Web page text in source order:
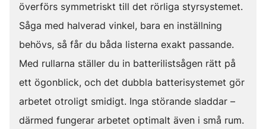
överförs symmetriskt till det rörliga styrsystemet.
Såga med halverad vinkel, bara en inställning
behövs, så får du båda listerna exakt passande.
Med rullarna ställer du in batterilistsågen rätt på
ett ögonblick, och det dubbla batterisystemet gör
arbetet otroligt smidigt. Inga störande sladdar –
därmed fungerar arbetet optimalt även i små rum.